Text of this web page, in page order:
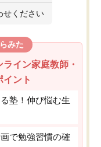
せください
みた
イン家庭教師・
ント
塾！伸び悩む生
で勉強習慣の確